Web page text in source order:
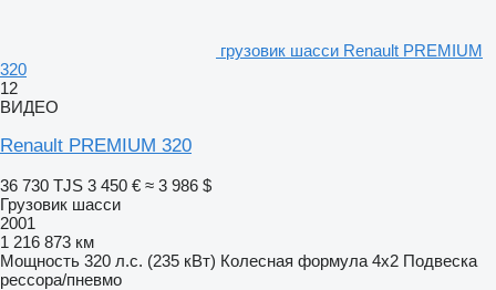
грузовик шасси Renault PREMIUM
320
12
ВИДЕО
Renault PREMIUM 320
36 730 TJS 3 450 € ≈ 3 986 $
Грузовик шасси
2001
1 216 873 км
Мощность 320 л.с. (235 кВт) Колесная формула 4x2 Подвеска
рессора/пневмо